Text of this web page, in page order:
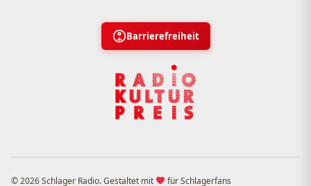
Barrierefreiheit
© 2026 Schlager Radio. Gestaltet mit
für Schlagerfans